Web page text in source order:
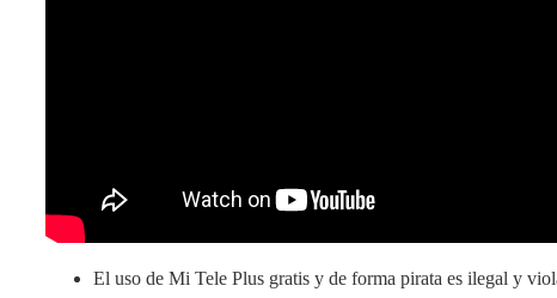
El uso de Mi Tele Plus gratis y de forma pirata es ilegal y